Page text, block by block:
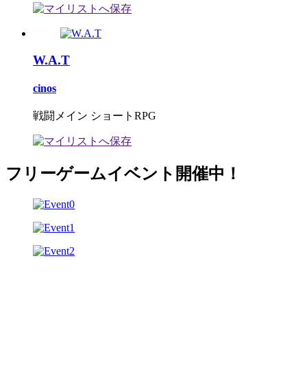
W.A.T
cinos
戦闘メイン ショートRPG
フリーゲームイベント開催中！